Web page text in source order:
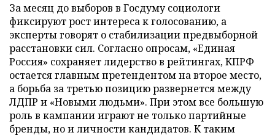
За месяц до выборов в Госдуму социологи
фиксируют рост интереса к голосованию, а
эксперты говорят о стабилизации предвыборной
расстановки сил. Согласно опросам, «Единая
Россия» сохраняет лидерство в рейтингах, КПРФ
остается главным претендентом на второе место,
а борьба за третью позицию развернется между
ЛДПР и «Новыми людьми». При этом все большую
роль в кампании играют не только партийные
бренды, но и личности кандидатов. К таким